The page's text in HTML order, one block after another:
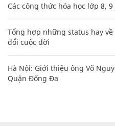
Các công thức hóa học lớp 8,
Tổng hợp những status hay
đổi cuộc đời
Hà Nội: Giới thiệu ông Võ
Quận Đống Đa